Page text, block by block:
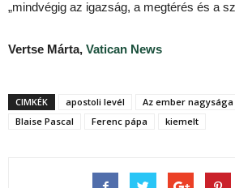
„mindvégig az igazság, a megtérés és a
Vertse Márta, Vatican News
CIMKÉK apostoli levél
Az ember
Blaise Pascal
Ferenc pápa kiemelt